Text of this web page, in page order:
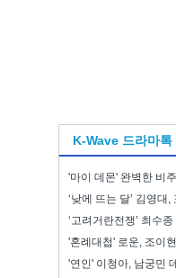
K-Wave 드라마톡
'마이 데몬' 완벽한 비
‘낮에 뜨는 달’ 김영대
‘고려거란전쟁’ 최수
'혼례대첩' 로운, 조이
'연인' 이청아, 남궁민